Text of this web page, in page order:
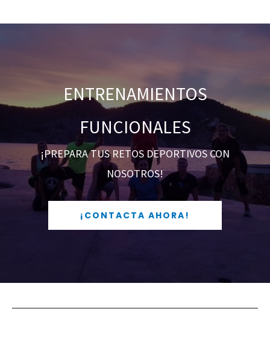
ENTRENAMIENTOS
FUNCIONALES
¡PREPARA TUS RETOS DEPORTIVOS CON
NOSOTROS!
¡CONTACTA AHORA!